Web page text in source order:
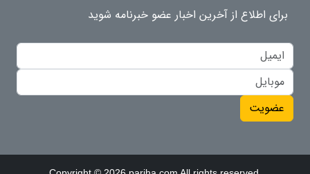
برای اطلاع از آخرین اخبار عضو خبرنامه شوید
عضویت